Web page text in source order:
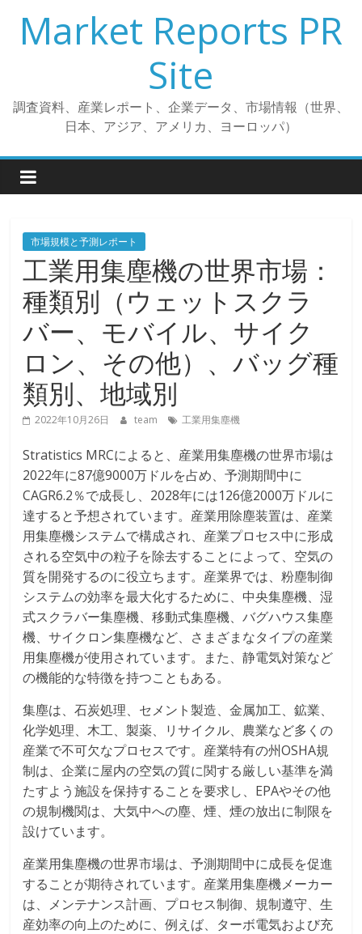
プ
Market Reports PR
Site
調査資料、産業レポート、企業データ、市場情報（世界、
日本、アジア、アメリカ、ヨーロッパ）
市場規模と予測レポート
工業用集塵機の世界市場：
種類別（ウェットスクラ
バー、モバイル、サイク
ロン、その他）、バッグ種
類別、地域別
2022年10月26日 team 工業用集塵機
Stratistics MRCによると、産業用集塵機の世界市場は
2022年に87億9000万ドルを占め、予測期間中に
CAGR6.2％で成長し、2028年には126億2000万ドルに
達すると予想されています。産業用除塵装置は、産業
用集塵機システムで構成され、産業プロセス中に形成
される空気中の粒子を除去することによって、空気の
質を開発するのに役立ちます。産業界では、粉塵制御
システムの効率を最大化するために、中央集塵機、湿
式スクラバー集塵機、移動式集塵機、バグハウス集塵
機、サイクロン集塵機など、さまざまなタイプの産業
用集塵機が使用されています。また、静電気対策など
の機能的な特徴を持つこともある。
集塵は、石炭処理、セメント製造、金属加工、鉱業、
化学処理、木工、製薬、リサイクル、農業など多くの
産業で不可欠なプロセスです。産業特有の州OSHA規
制は、企業に屋内の空気の質に関する厳しい基準を満
たすよう施設を保持することを要求し、EPAやその他
の規制機関は、大気中への塵、煙、煙の放出に制限を
設けています。
産業用集塵機の世界市場は、予測期間中に成長を促進
することが期待されています。産業用集塵機メーカー
は、メンテナンス計画、プロセス制御、規制遵守、生
産効率の向上のために、例えば、ターボ電気および充